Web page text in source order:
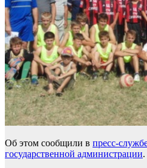
Об этом сообщили в пресс-
государственной администрации.